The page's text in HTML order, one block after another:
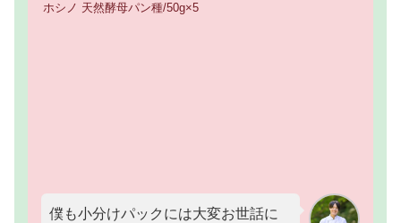
ホシノ 天然酵母パン種/50g×5
僕も小分けパックには大変お世話に